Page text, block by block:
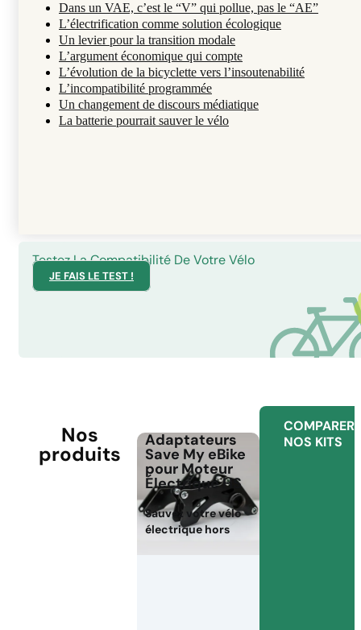
Dans un VAE, c’est le “V” qui pollue, pas le “AE”
L’électrification comme solution écologique
Un levier pour la transition modale
L’argument économique qui compte
L’évolution de la bicyclette vers l’insoutenabilité
L’incompatibilité programmée
Un changement de discours médiatique
La batterie pourrait sauver le vélo
Testez La Compatibilité De Votre Vélo
JE FAIS LE TEST !
Nos
produits
Adaptateurs
Save My eBike
pour Moteur
Électrique HS
Sauvez votre vélo
électrique hors
COMPARER
NOS KITS